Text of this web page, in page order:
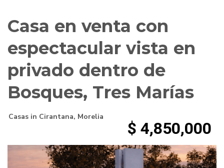
Casa en venta con
espectacular vista en
privado dentro de
Bosques, Tres Marías
Casas in Cirantana, Morelia
$ 4,850,000